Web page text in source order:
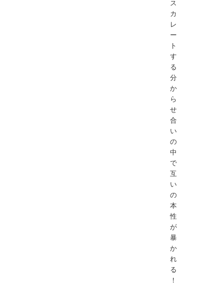
ス
カ
レ
ー
ト
す
る
分
か
ら
せ
合
い
の
中
で
互
い
の
本
性
が
暴
か
れ
る
！